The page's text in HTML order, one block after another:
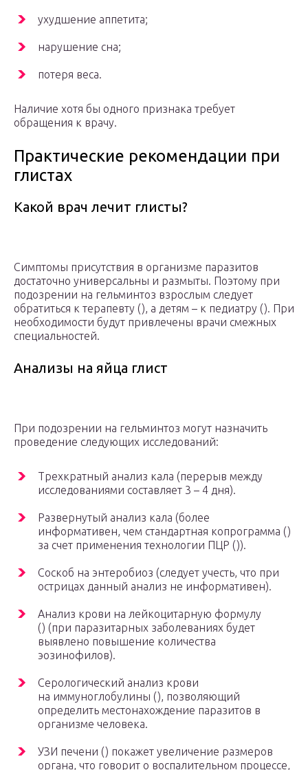
ухудшение аппетита;
нарушение сна;
потеря веса.
Наличие хотя бы одного признака требует
обращения к врачу.
Практические рекомендации при
глистах
Какой врач лечит глисты?
Симптомы присутствия в организме паразитов
достаточно универсальны и размыты. Поэтому при
подозрении на гельминтоз взрослым следует
обратиться к терапевту (), а детям – к педиатру (). При
необходимости будут привлечены врачи смежных
специальностей.
Анализы на яйца глист
При подозрении на гельминтоз могут назначить
проведение следующих исследований:
Трехкратный анализ кала (перерыв между
исследованиями составляет 3 – 4 дня).
Развернутый анализ кала (более
информативен, чем стандартная копрограмма ()
за счет применения технологии ПЦР ()).
Соскоб на энтеробиоз (следует учесть, что при
острицах данный анализ не информативен).
Анализ крови на лейкоцитарную формулу
() (при паразитарных заболеваниях будет
выявлено повышение количества
эозинофилов).
Серологический анализ крови
на иммуноглобулины (), позволяющий
определить местонахождение паразитов в
организме человека.
УЗИ печени () покажет увеличение размеров
органа, что говорит о воспалительном процессе,